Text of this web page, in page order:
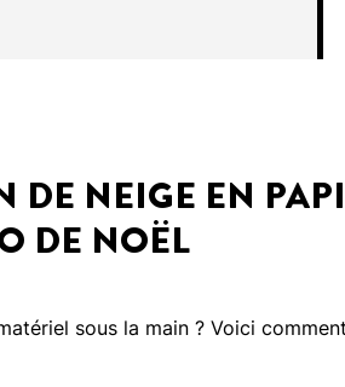
DE NEIGE EN
DE NOËL
sous la main ? Voici